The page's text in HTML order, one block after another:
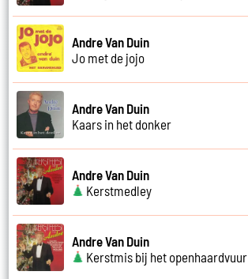
Andre Van Duin
Jo met de jojo
Andre Van Duin
Kaars in het donker
Andre Van Duin
Kerstmedley
Andre Van Duin
Kerstmis bij het openhaardvuur